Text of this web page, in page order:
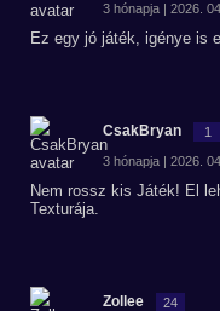
3 hónapja | 2026.
Ez egy jó játék, igénye is
CsakBryan 1
3 hónapja | 2026.
Nem rossz kis Játék! El
Texturája.
Zollee 24